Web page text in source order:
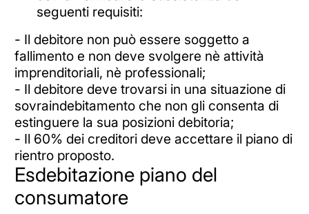
seguenti requisiti:
- Il debitore non può essere soggetto a
fallimento e non deve svolgere nè attività
imprenditoriali, nè professionali;
- Il debitore deve trovarsi in una situazione di
sovraindebitamento che non gli consenta di
estinguere la sua posizioni debitoria;
- Il 60% dei creditori deve accettare il piano di
rientro proposto.
Esdebitazione piano del
consumatore